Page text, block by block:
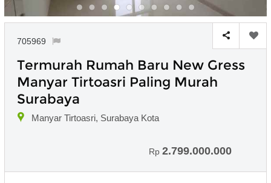
705969
Termurah Rumah Baru New Gress
Manyar Tirtoasri Paling Murah
Surabaya
Manyar Tirtoasri, Surabaya Kota
Rp 2.799.000.000